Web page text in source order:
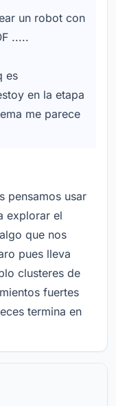
un robot con
.....
es
en la etapa
me parece
pensamos usar
explorar el
que nos
pues lleva
clusteres de
fuertes
termina en